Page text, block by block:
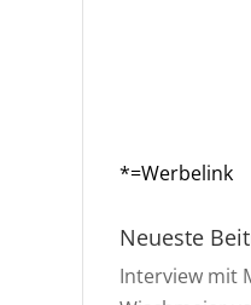
*=Werbelink
Neueste
Interview mit